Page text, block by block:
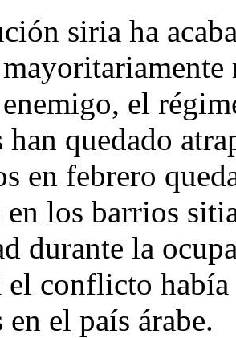
siria ha
el
quedado
en febrero
en los barrios
durante la
el conflicto
el país árabe.